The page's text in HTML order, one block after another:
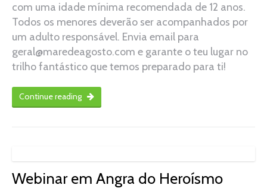
com uma idade mínima recomendada de 12 anos.
Todos os menores deverão ser acompanhados por
um adulto responsável. Envia email para
geral@maredeagosto.com e garante o teu lugar no
trilho fantástico que temos preparado para ti!
Continue reading
Webinar em Angra do Heroísmo